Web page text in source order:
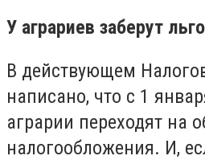
У аграриев заберут
В действующем
написано, что с 1
аграрии переходят на
налогообложения. И,